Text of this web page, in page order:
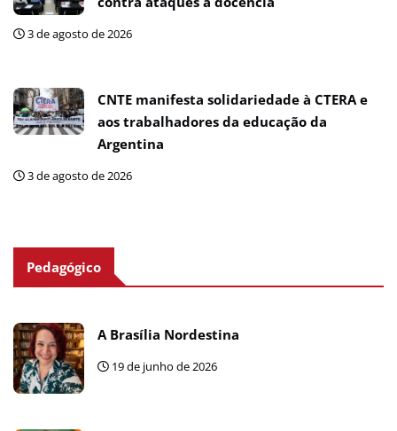
3 de agosto de 2026
CNTE manifesta solidariedade à CTERA e
aos trabalhadores da educação da
Argentina
3 de agosto de 2026
Pedagógico
A Brasília Nordestina
19 de junho de 2026